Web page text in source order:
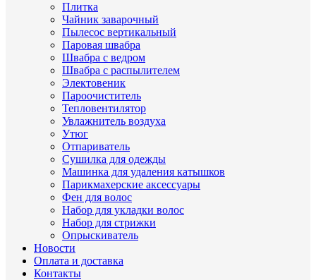
Плитка
Чайник заварочный
Пылесос вертикальный
Паровая швабра
Швабра с ведром
Швабра с распылителем
Электовеник
Пароочиститель
Тепловентилятор
Увлажнитель воздуха
Утюг
Отпариватель
Сушилка для одежды
Машинка для удаления катышков
Парикмахерские аксессуары
Фен для волос
Набор для укладки волос
Набор для стрижки
Опрыскиватель
Новости
Оплата и доставка
Контакты